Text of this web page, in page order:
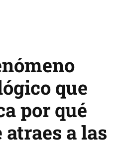
que
por qué
a las